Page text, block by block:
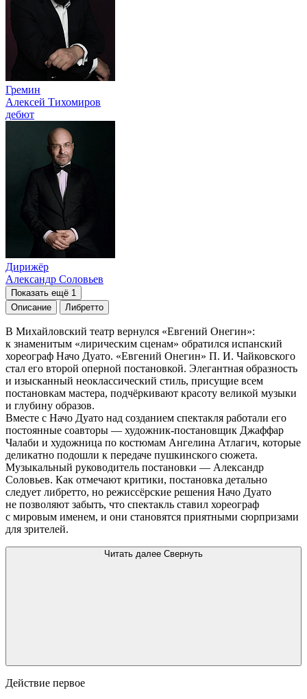
Гремин
Алексей Тихомиров
дебют
Дирижёр
Александр Соловьев
Показать ещё 1
Описание
Либретто
В Михайловский театр вернулся «Евгений Онегин»:
к знаменитым «лирическим сценам» обратился испанский
хореограф Начо Дуато. «Евгений Онегин» П. И. Чайковского
стал его второй оперной постановкой. Элегантная образность
и изысканный неоклассический стиль, присущие всем
постановкам мастера, подчёркивают красоту великой музыки
и глубину образов.
Вместе с Начо Дуато над созданием спектакля работали его
постоянные соавторы — художник-постановщик Джаффар
Чалаби и художница по костюмам Ангелина Атлагич, которые
деликатно подошли к передаче пушкинского сюжета.
Музыкальный руководитель постановки — Александр
Соловьев. Как отмечают критики, постановка детально
следует либретто, но режиссёрские решения Начо Дуато
не позволяют забыть, что спектакль ставил хореограф
с мировым именем, и они становятся приятными сюрпризами
для зрителей.
Читать далее Свернуть
Действие первое